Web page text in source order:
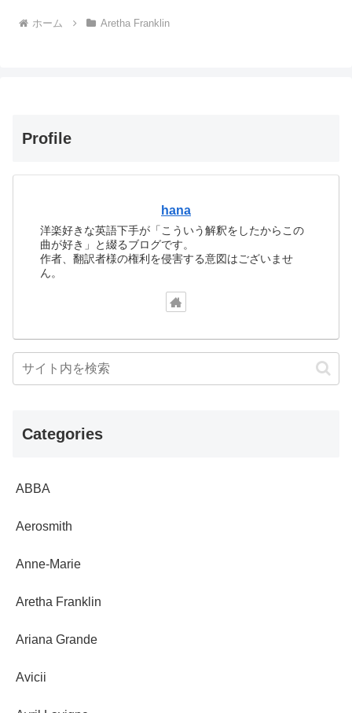
ホーム Aretha Franklin
Profile
hana
洋楽好きな英語下手が「こういう解釈をしたからこの
曲が好き」と綴るブログです。
作者、翻訳者様の権利を侵害する意図はございませ
ん。
Categories
ABBA
Aerosmith
Anne-Marie
Aretha Franklin
Ariana Grande
Avicii